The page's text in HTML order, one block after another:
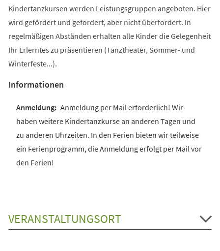
Kindertanzkursen werden Leistungsgruppen angeboten. Hier
wird gefördert und gefordert, aber nicht überfordert. In
regelmäßigen Abständen erhalten alle Kinder die Gelegenheit
Ihr Erlerntes zu präsentieren (Tanztheater, Sommer- und
Winterfeste...).
Informationen
Anmeldung per Mail erforderlich! Wir
haben weitere Kindertanzkurse an anderen Tagen und
zu anderen Uhrzeiten. In den Ferien bieten wir teilweise
ein Ferienprogramm, die Anmeldung erfolgt per Mail vor
den Ferien!
VERANSTALTUNGSORT